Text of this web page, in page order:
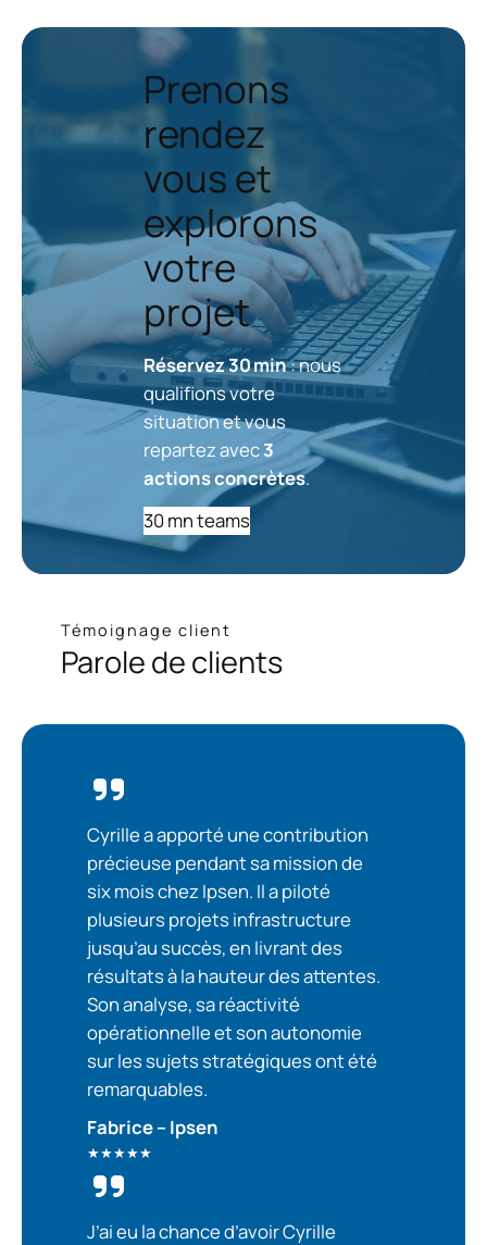
Prenons
rendez
vous et
explorons
votre
projet
Réservez 30 min: nous
qualifions votre
situation et vous
repartez avec3
actions concrètes.
30 mn teams
Témoignage client
Parole de clients
Cyrille a apporté une contribution
précieuse pendant sa mission de
six mois chez Ipsen. Il a piloté
plusieurs projets infrastructure
jusqu’au succès, en livrant des
résultats à la hauteur des attentes.
Son analyse, sa réactivité
opérationnelle et son autonomie
sur les sujets stratégiques ont été
remarquables.
Fabrice – Ipsen
★★★★★
J’ai eu la chance d’avoir Cyrille